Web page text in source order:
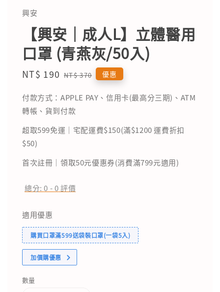
興安
【興安｜成人L】立體醫用
口罩 (青燕灰/50入)
Sale
NT$ 190 Regular
NT$ 370 優惠
付款方式：APPLE PAY、信用卡(最高分三期)、ATM
轉帳、貨到付款
超取599免運｜宅配運費$150(滿$1200 運費折扣
$50)
首次註冊｜領取50元優惠券(消費滿799元適用)
總分:0 -0評價
適用優惠
購買口罩滿599送袋裝口罩(一袋5入)
加價購優惠
數量